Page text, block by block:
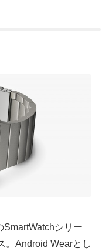
SmartWatchシリー
。Android Wearとし